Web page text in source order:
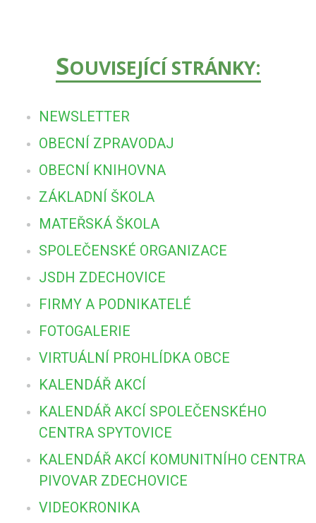
SOUVISEJÍCÍ STRÁNKY:
NEWSLETTER
OBECNÍ ZPRAVODAJ
OBECNÍ KNIHOVNA
ZÁKLADNÍ ŠKOLA
MATEŘSKÁ ŠKOLA
SPOLEČENSKÉ ORGANIZACE
JSDH ZDECHOVICE
FIRMY A PODNIKATELÉ
FOTOGALERIE
VIRTUÁLNÍ PROHLÍDKA OBCE
KALENDÁŘ AKCÍ
KALENDÁŘ AKCÍ SPOLEČENSKÉHO
CENTRA SPYTOVICE
KALENDÁŘ AKCÍ KOMUNITNÍHO CENTRA
PIVOVAR ZDECHOVICE
VIDEOKRONIKA